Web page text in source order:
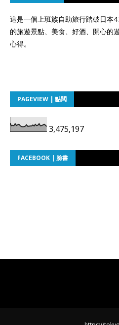
這是一個上班族自助旅行踏破日本
的旅遊景點、美食、好酒、開心的
心得。
PAGEVIEW | 點閱
3,475,197
FACEBOOK | 臉書